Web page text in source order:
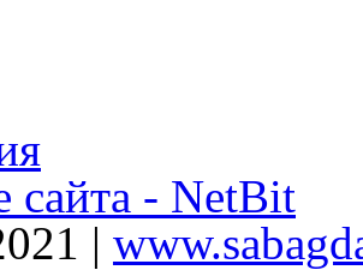
сайта - NetBit
|